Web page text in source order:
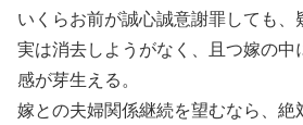
いくらお前が誠心誠意謝罪しても、
実は消去しようがなく、且つ嫁の中
感が芽生える。
嫁との夫婦関係継続を望むなら、絶